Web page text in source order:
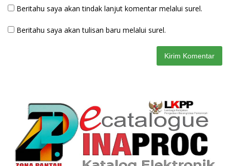
Beritahu saya akan tindak lanjut komentar melalui surel.
Beritahu saya akan tulisan baru melalui surel.